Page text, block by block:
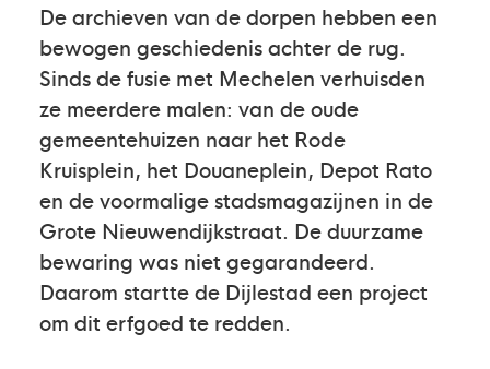
De archieven van de dorpen hebben een
bewogen geschiedenis achter de rug.
Sinds de fusie met Mechelen verhuisden
ze meerdere malen: van de oude
gemeentehuizen naar het Rode
Kruisplein, het Douaneplein, Depot Rato
en de voormalige stadsmagazijnen in de
Grote Nieuwendijkstraat. De duurzame
bewaring was niet gegarandeerd.
Daarom startte de Dijlestad een project
om dit erfgoed te redden.